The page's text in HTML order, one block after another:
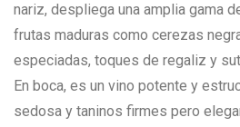
nariz, despliega una amplia gama
frutas maduras como cerezas
especiadas, toques de regaliz y
En boca, es un vino potente y
sedosa y taninos firmes pero